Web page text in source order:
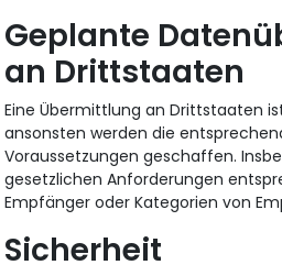
Geplante
an Drittstaaten
Eine Übermittlung an Drittstaaten
ansonsten werden die
Voraussetzungen geschaffen.
gesetzlichen Anforderungen
Empfänger oder Kategorien von
Sicherheit